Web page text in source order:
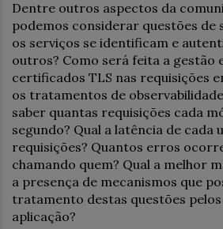
Dentre outros aspectos da
podemos considerar questões de
os serviços se identificam e
outros? Como será feita a gestão
certificados TLS nas requisições
os tratamentos de
saber quantas requisições cada
segundo? Qual a latência de cada
requisições? Quantos erros
chamando quem? Qual a melhor
a presença de mecanismos que
tratamento destas questões
aplicação?